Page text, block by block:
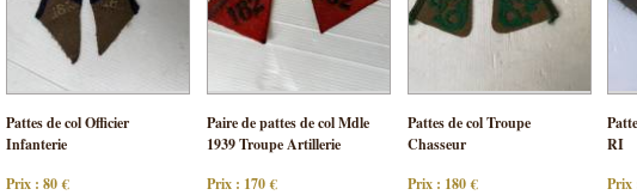
Consulter
cette pièce
Pattes de col Officier
Infanterie
Prix : 80 €
Consulter
cette pièce
Paire de pattes de col Mdle
1939 Troupe Artillerie
Prix : 170 €
Consulter
cette pièce
Pattes de col Troupe
Chasseur
Prix : 180 €
RI
Prix